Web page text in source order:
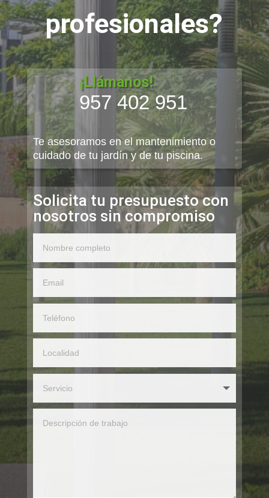
profesionales?
¡Llámanos!
957 402 951
Te asesoramos en el mantenimiento o
cuidado de tu jardín y de tu piscina.
Solicita tu presupuesto con
nosotros sin compromiso